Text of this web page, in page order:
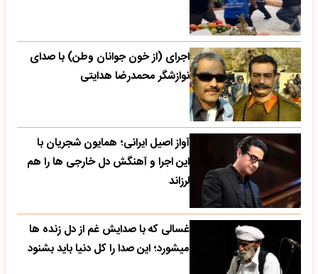
اجرای (از خون جوانان وطن) با صدای
نوازشگر محمدرضا هدایتی
آواز اصیل ایرانی؛ همایون شجریان با
این اجرا و آهنگش دل خارجی ها را هم
لرزاند
غسالی که با صدایش غم از دل زنده ها
میشورد؛ این صدا را کل دنیا باید بشنود